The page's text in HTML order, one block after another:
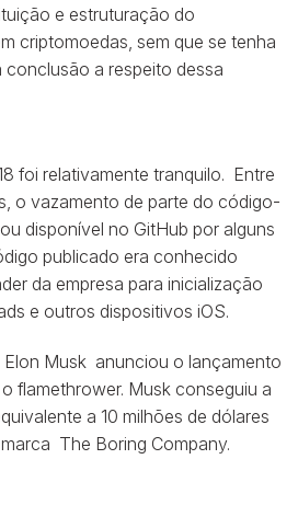
e estruturação do
criptomoedas, sem que se tenha
conclusão a respeito dessa
foi relativamente tranquilo. Entre
o vazamento de parte do código-
disponível no GitHub por alguns
publicado era conhecido
da empresa para inicialização
e outros dispositivos iOS.
Elon Musk anunciou o lançamento
o flamethrower. Musk conseguiu a
a 10 milhões de dólares
The Boring Company.